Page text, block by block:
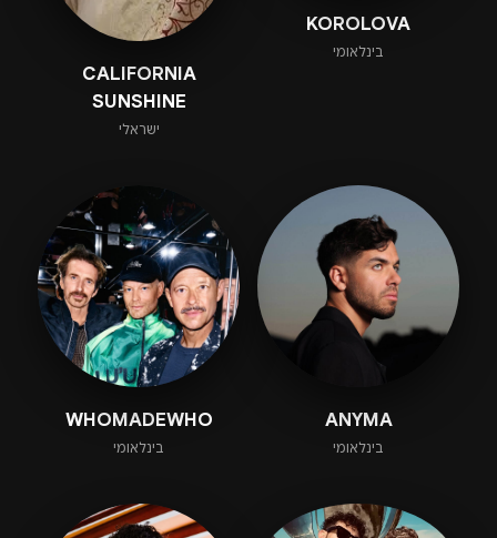
KOROLOVA
בינלאומי
CALIFORNIA
SUNSHINE
ישראלי
ANYMA
בינלאומי
WHOMADEWHO
בינלאומי